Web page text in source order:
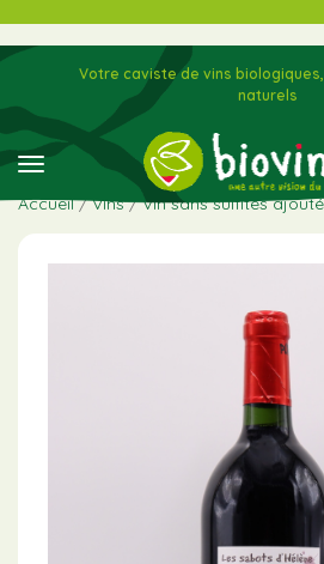
toggle navigation
Votre caviste de vins
naturels
Accueil/Vins/Vin sans sulfites